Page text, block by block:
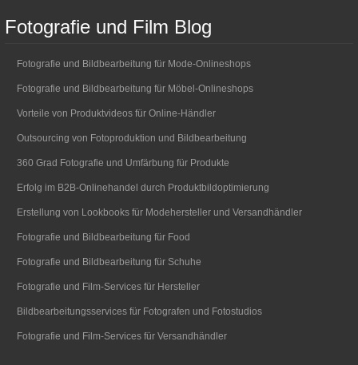
Fotografie und Film Blog
Fotografie und Bildbearbeitung für Mode-Onlineshops
Fotografie und Bildbearbeitung für Möbel-Onlineshops
Vorteile von Produktvideos für Online-Händler
Outsourcing von Fotoproduktion und Bildbearbeitung
360 Grad Fotografie und Umfärbung für Produkte
Erfolg im B2B-Onlinehandel durch Produktbildoptimierung
Erstellung von Lookbooks für Modehersteller und Versandhändler
Fotografie und Bildbearbeitung für Food
Fotografie und Bildbearbeitung für Schuhe
Fotografie und Film-Services für Hersteller
Bildbearbeitungsservices für Fotografen und Fotostudios
Fotografie und Film-Services für Versandhändler